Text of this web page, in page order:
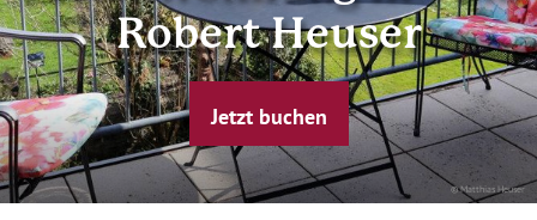
© Matthias Heuser
Robert Heuser
Jetzt buchen